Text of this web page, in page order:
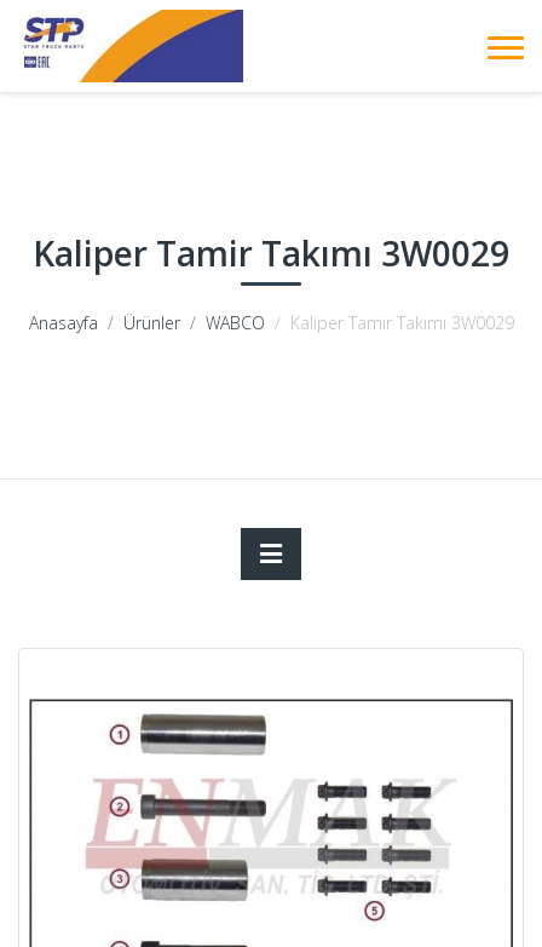
Kaliper Tamir Takımı 3W0029
Anasayfa Ürünler WABCO Kaliper Tamir Takımı 3W0029